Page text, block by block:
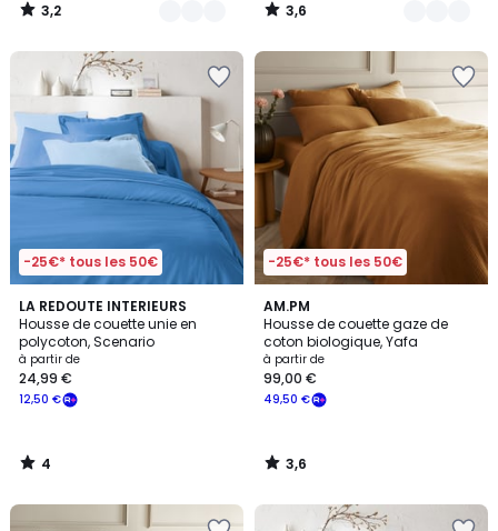
3,2
/
3,6
/
-25€* tous les 50€
LA REDOUTE INTERIEURS
Housse de couette unie en
polycoton, Scenario
à partir de
12,50 €
24,99 €
4
/
5
4
/
-25€* tous les 50€
AM.PM
Housse de couette gaze de
coton biologique, Yafa
à partir de
49,50 €
99,00 €
3,6
/ 5
3,6
/